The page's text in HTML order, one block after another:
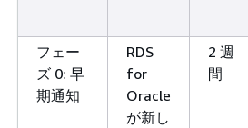
フェー
ズ 0: 早
期通知
RDS
for
Oracle
が新し
2 週
間